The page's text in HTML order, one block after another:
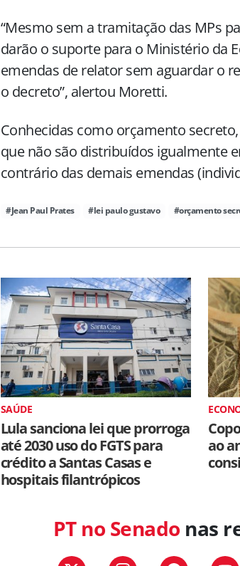
“Mesmo sem a tramitação das MPs
darão o suporte para o Ministério da
emendas de relator sem aguardar o
o decreto”, alertou Moretti.
Conhecidas como orçamento
que não são distribuídos igualmente
contrário das demais emendas
#Jean Paul Prates #lei paulo gustavo #orçamento
SAÚDE
Lula sanciona lei que prorroga
até 2030 uso do FGTS para
crédito a Santas Casas e
hospitais filantrópicos
ao
PT no Senado nas